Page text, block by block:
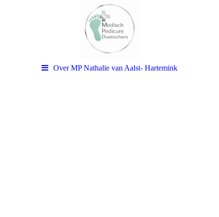
Over MP Nathalie van Aalst- Hartemink